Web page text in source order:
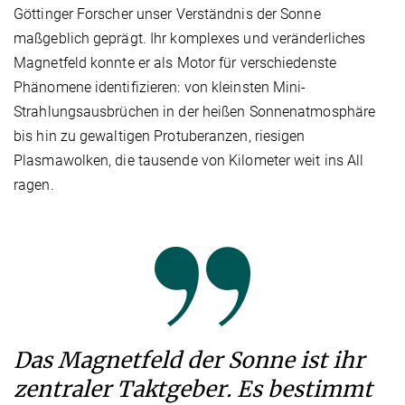
Göttinger Forscher unser Verständnis der Sonne
maßgeblich geprägt. Ihr komplexes und veränderliches
Magnetfeld konnte er als Motor für verschiedenste
Phänomene identifizieren: von kleinsten Mini-
Strahlungsausbrüchen in der heißen Sonnenatmosphäre
bis hin zu gewaltigen Protuberanzen, riesigen
Plasmawolken, die tausende von Kilometer weit ins All
ragen.
Das Magnetfeld der Sonne ist ihr
zentraler Taktgeber. Es bestimmt